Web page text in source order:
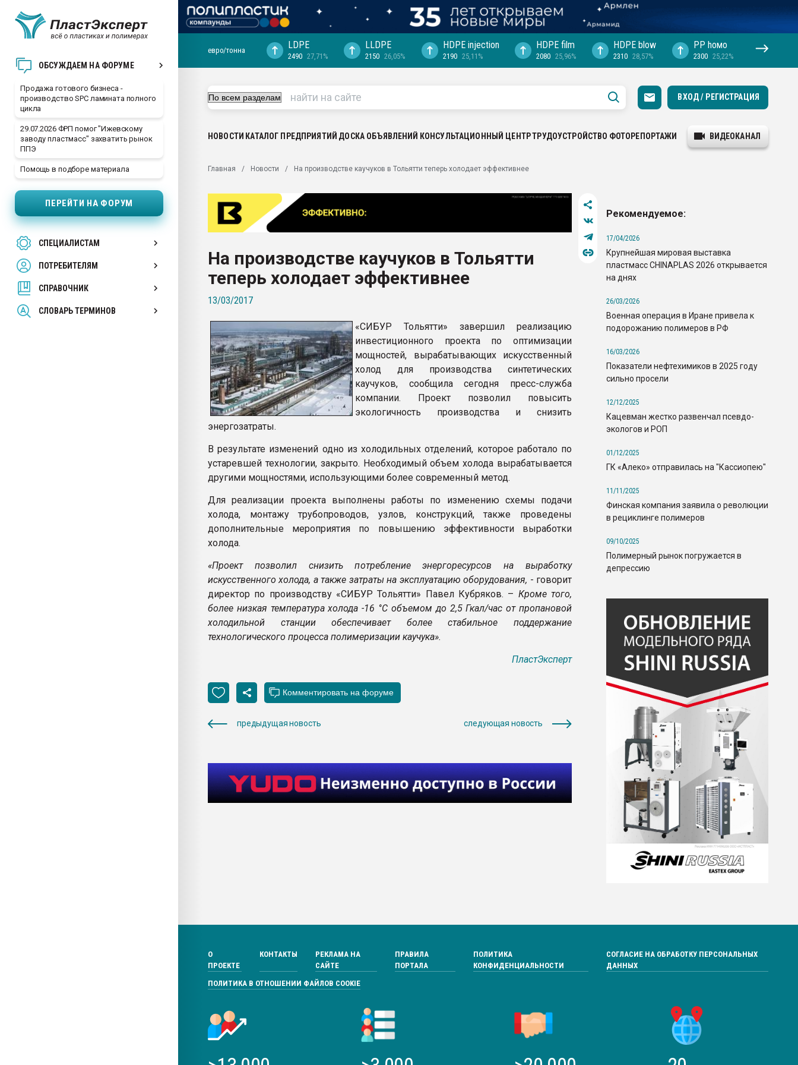
ОБСУЖДАЕМ НА ФОРУМЕ
Продажа готового бизнеса -
производство SPC ламината полного
цикла
29.07.2026 ФРП помог "Ижевскому
заводу пластмасс" захватить рынок
ППЭ
Помощь в подборе материала
ПЕРЕЙТИ НА ФОРУМ
СПЕЦИАЛИСТАМ
ПОТРЕБИТЕЛЯМ
СПРАВОЧНИК
СЛОВАРЬ ТЕРМИНОВ
28.07.2026 "Технониколь" довольна
Всё, что касается выдува ПЭТ
Материал поверхности пуансона для
Продам отходы Композиция
поликарбоната и АБС-пластика
Armaloy PC/ABS-1IM черный цвет
Профильная литература. Продажа,
покупка, обмен
евро/тонна LDPE
2490 27,71%
LLDPE
2150 26,05%
HDPE injection
2190 25,11%
HDPE film
2080 25,96%
HDPE blow
2310 28,57%
PP hомо
2300 25,22%
ВХОД / РЕГИСТРАЦИЯ
НОВОСТИ КАТАЛОГ ПРЕДПРИЯТИЙ ДОСКА ОБЪЯВЛЕНИЙ КОНСУЛЬТАЦИОННЫЙ ЦЕНТРТРУДОУСТРОЙСТВО ФОТОРЕПОРТАЖИ ВИДЕОКАНАЛ
Главная Новости На производстве каучуков в Тольятти теперь холодает эффективнее
На производстве каучуков в Тольятти
теперь холодает эффективнее
13/03/2017
«СИБУР Тольятти» завершил реализацию
инвестиционного проекта по оптимизации
мощностей, вырабатывающих искусственный
холод для производства синтетических
каучуков, сообщила сегодня пресс-служба
компании. Проект позволил повысить
экологичность производства и снизить
энергозатраты.
В результате изменений одно из холодильных отделений, которое работало по
устаревшей технологии, закрыто. Необходимый объем холода вырабатывается
другими мощностями, использующими более современный метод.
Для реализации проекта выполнены работы по изменению схемы подачи
холода, монтажу трубопроводов, узлов, конструкций, также проведены
дополнительные мероприятия по повышению эффективности выработки
холода.
«Проект позволил снизить потребление энергоресурсов на выработку
искусственного холода, а также затраты на эксплуатацию оборудования, - говорит
директор по производству «СИБУР Тольятти» Павел Кубряков. – Кроме того,
более низкая температура холода -16 °С объемом до 2,5 Гкал/час от пропановой
холодильной станции обеспечивает более стабильное поддержание
технологического процесса полимеризации каучука».
ПластЭксперт
предыдущая новость следующая новость
Рекомендуемое:
17/04/2026
Крупнейшая мировая выставка
пластмасс CHINAPLAS 2026 открывается
на днях
26/03/2026
Военная операция в Иране привела к
подорожанию полимеров в РФ
16/03/2026
Показатели нефтехимиков в 2025 году
сильно просели
12/12/2025
Кацевман жестко развенчал псевдо-
экологов и РОП
01/12/2025
ГК «Алеко» отправилась на "Кассиопею"
11/11/2025
Финская компания заявила о революции
в рециклинге полимеров
09/10/2025
Полимерный рынок погружается в
депрессию
О
ПРОЕКТЕ
КОНТАКТЫ
РЕКЛАМА НА
САЙТЕ
ПРАВИЛА
ПОРТАЛА
ПОЛИТИКА
КОНФИДЕНЦИАЛЬНОСТИ
СОГЛАСИЕ НА ОБРАБОТКУ ПЕРСОНАЛЬНЫХ
ДАННЫХ
ПОЛИТИКА В ОТНОШЕНИИ ФАЙЛОВ COOKIE